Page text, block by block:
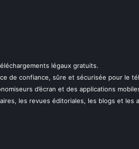
légaux gratuits.
de confiance, sûre et sécurisée pour le
d’écran et des applications
les revues éditoriales, les blogs et